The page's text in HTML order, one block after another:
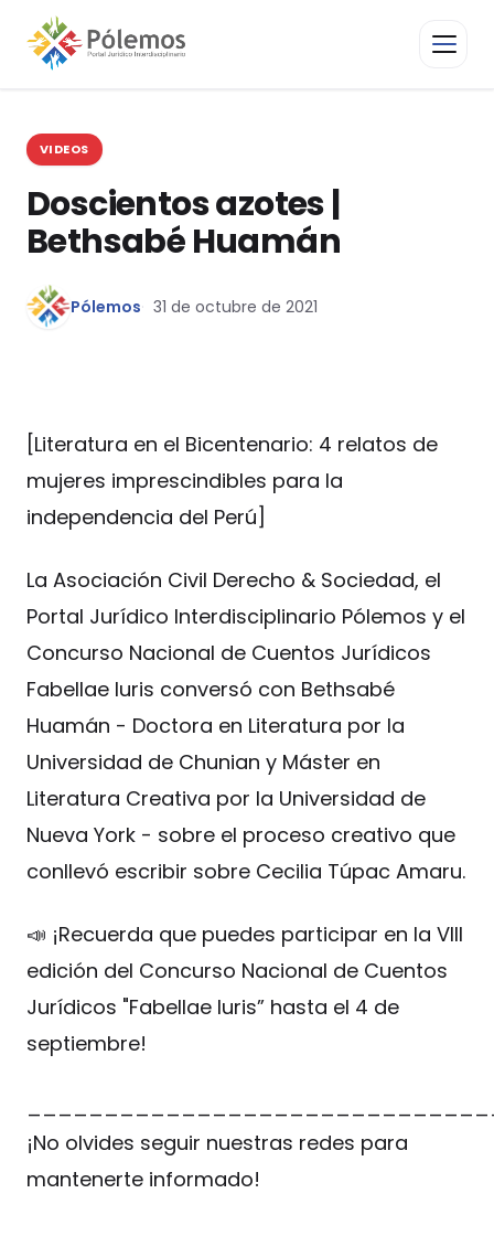
VIDEOS
Doscientos azotes |
Bethsabé Huamán
Pólemos 31 de octubre de 2021
[Literatura en el Bicentenario: 4 relatos de
mujeres imprescindibles para la
independencia del Perú]
La Asociación Civil Derecho & Sociedad, el
Portal Jurídico Interdisciplinario Pólemos y el
Concurso Nacional de Cuentos Jurídicos
Fabellae Iuris conversó con Bethsabé
Huamán - Doctora en Literatura por la
Universidad de Chunian y Máster en
Literatura Creativa por la Universidad de
Nueva York - sobre el proceso creativo que
conllevó escribir sobre Cecilia Túpac Amaru.
📣 ¡Recuerda que puedes participar en la VIII
edición del Concurso Nacional de Cuentos
Jurídicos "Fabellae Iuris” hasta el 4 de
septiembre!
¡No olvides seguir nuestras redes para
mantenerte informado!